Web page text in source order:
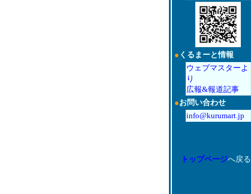
● くるまーと情報
ウェブマスターよ
り
広報&報道記事
●お問い合わせ
info@kurumart.jp
トップページへ戻る